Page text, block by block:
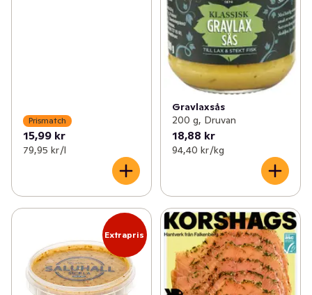
Prismatch
15,99 kr
79,95 kr /l
Gravlaxsås
200 g, Druvan
18,88 kr
94,40 kr /kg
Extrapris